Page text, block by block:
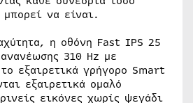
να είναι.
η οθόνη Fast IPS 25
310 Hz με
εξαιρετικά γρήγορο Smart
εξαιρετικά ομαλό
εικόνες χωρίς ψεγάδι